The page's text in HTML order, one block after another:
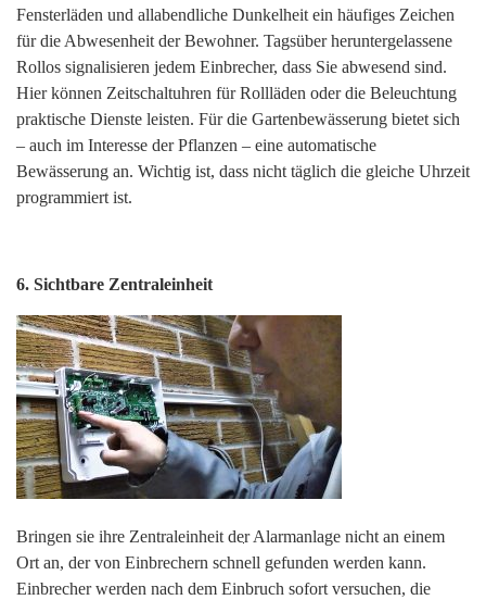
Suchen
nach:
Fensterläden und allabendliche Dunkelheit ein häufiges Zeichen
für die Abwesenheit der Bewohner. Tagsüber heruntergelassene
Rollos signalisieren jedem Einbrecher, dass Sie abwesend sind.
Hier können Zeitschaltuhren für Rollläden oder die Beleuchtung
praktische Dienste leisten. Für die Gartenbewässerung bietet sich
– auch im Interesse der Pflanzen – eine automatische
Bewässerung an. Wichtig ist, dass nicht täglich die gleiche Uhrzeit
programmiert ist.
6. Sichtbare Zentraleinheit
Bringen sie ihre Zentraleinheit der Alarmanlage nicht an einem
Ort an, der von Einbrechern schnell gefunden werden kann.
Einbrecher werden nach dem Einbruch sofort versuchen, die